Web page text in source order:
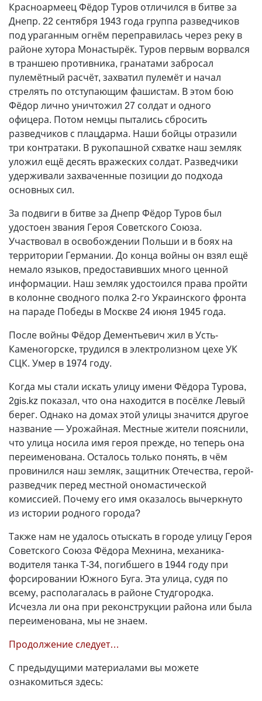
Красноармеец Фёдор Туров отличился в битве за
Днепр. 22 сентября 1943 года группа разведчиков
под ураганным огнём переправилась через реку в
районе хутора Монастырёк. Туров первым ворвался
в траншею противника, гранатами забросал
пулемётный расчёт, захватил пулемёт и начал
стрелять по отступающим фашистам. В этом бою
Фёдор лично уничтожил 27 солдат и одного
офицера. Потом немцы пытались сбросить
разведчиков с плацдарма. Наши бойцы отразили
три контратаки. В рукопашной схватке наш земляк
уложил ещё десять вражеских солдат. Разведчики
удерживали захваченные позиции до подхода
основных сил.
За подвиги в битве за Днепр Фёдор Туров был
удостоен звания Героя Советского Союза.
Участвовал в освобождении Польши и в боях на
территории Германии. До конца войны он взял ещё
немало языков, предоставивших много ценной
информации. Наш земляк удостоился права пройти
в колонне сводного полка 2-го Украинского фронта
на параде Победы в Москве 24 июня 1945 года.
После войны Фёдор Дементьевич жил в Усть-
Каменогорске, трудился в электролизном цехе УК
СЦК. Умер в 1974 году.
Когда мы стали искать улицу имени Фёдора Турова,
2gis.kz показал, что она находится в посёлке Левый
берег. Однако на домах этой улицы значится другое
название—Урожайная. Местные жители пояснили,
что улица носила имя героя прежде, но теперь она
переименована. Осталось только понять, в чём
провинился наш земляк, защитник Отечества, герой-
разведчик перед местной ономастической
комиссией. Почему его имя оказалось вычеркнуто
из истории родного города?
Также нам не удалось отыскать в городе улицу Героя
Советского Союза Фёдора Мехнина, механика-
водителя танка Т-34, погибшего в 1944 году при
форсировании Южного Буга. Эта улица, судя по
всему, располагалась в районе Студгородка.
Исчезла ли она при реконструкции района или была
переименована, мы не знаем.
Продолжение следует…
С предыдущими материалами вы можете
ознакомиться здесь: